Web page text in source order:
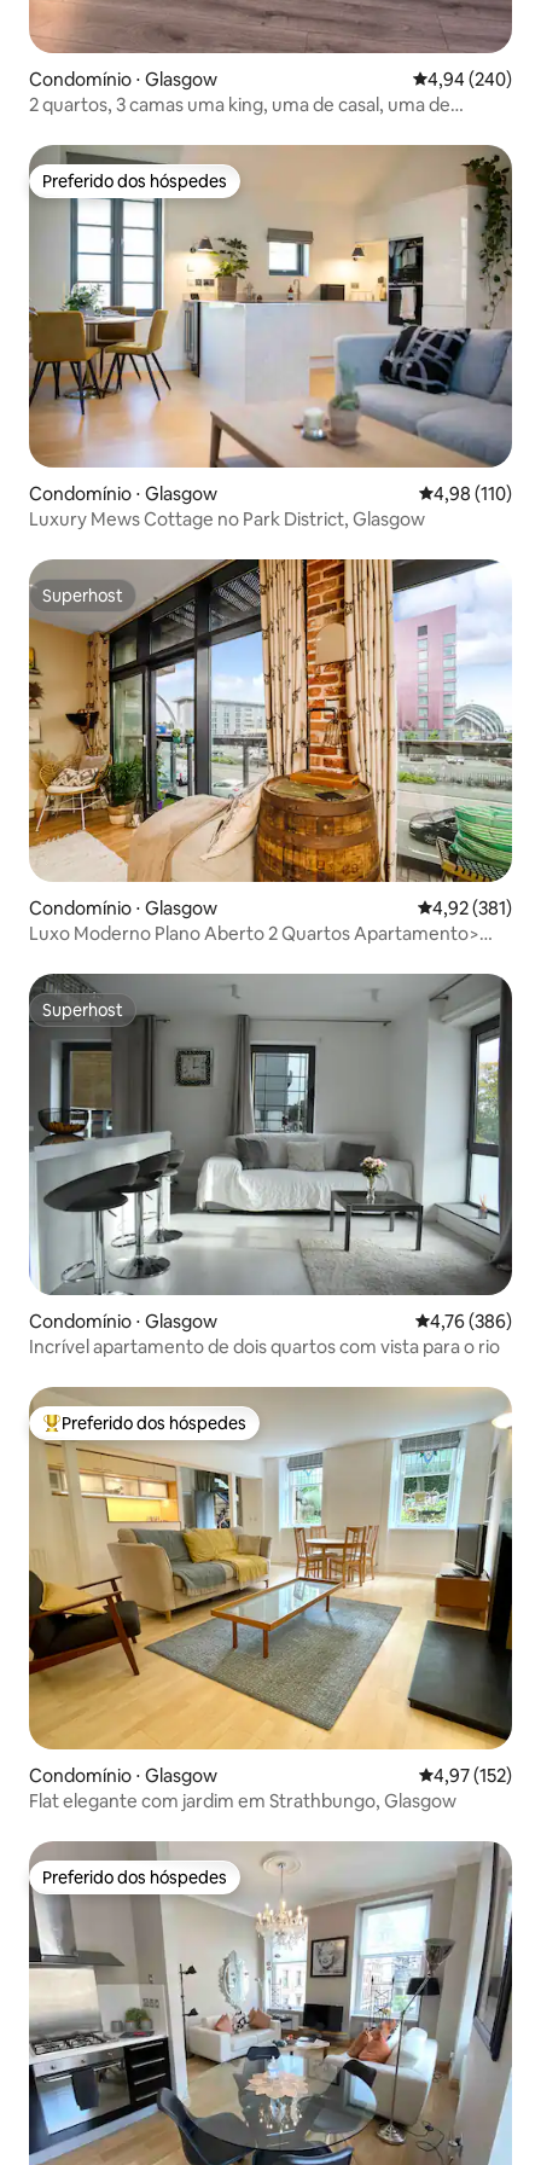
Condomínio ⋅ Glasgow 4,94 de uma
4,94 (240)
2 quartos, 3 camas uma king, uma de casal, uma de
Preferido dos hóspedes
Preferido dos hóspedes
Condomínio ⋅ Glasgow 4,98 de uma
4,98 (110)
Luxury Mews Cottage no Park District, Glasgow
Superhost
Superhost
Condomínio ⋅ Glasgow 4,92 de uma
4,92 (381)
Luxo Moderno Plano Aberto 2 Quartos Apartamento>
Superhost
Superhost
Condomínio ⋅ Glasgow 4,76 de uma
4,76 (386)
Incrível apartamento de dois quartos com vista para o rio
Entre os melhores preferidos dos hóspedes
Preferido dos hóspedes
Condomínio ⋅ Glasgow 4,97 de uma
4,97 (152)
Flat elegante com jardim em Strathbungo, Glasgow
Preferido dos hóspedes
Preferido dos hóspedes